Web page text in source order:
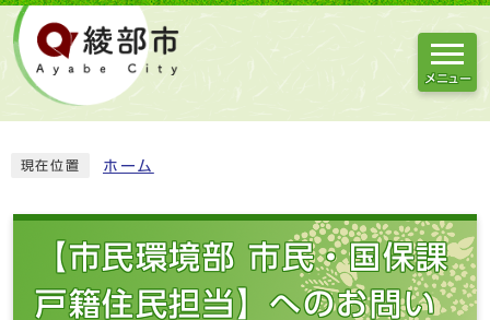
メニュー
現在位置 ホーム
【市民環境部 市民・国保課
戸籍住民担当】へのお問い